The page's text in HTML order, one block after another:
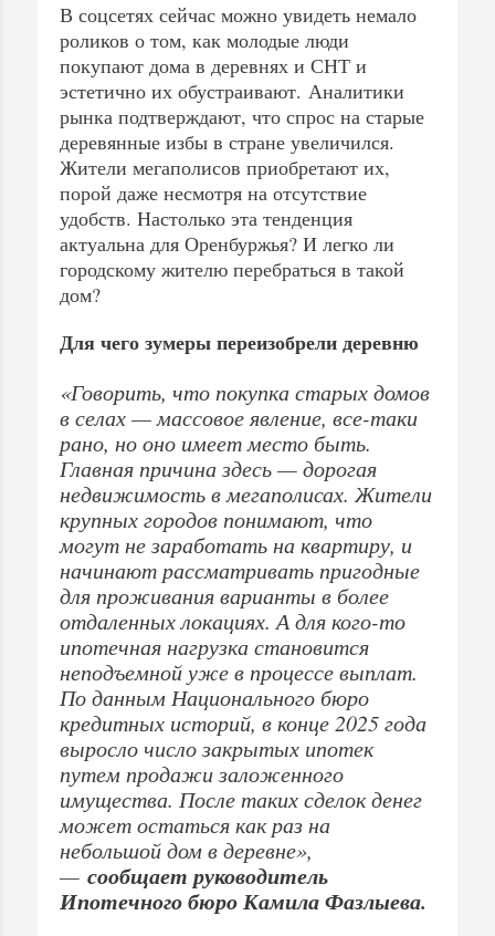
В соцсетях сейчас можно увидеть немало
роликов о том, как молодые люди
покупают дома в деревнях и СНТ и
эстетично их обустраивают. Аналитики
рынка подтверждают, что спрос на старые
деревянные избы в стране увеличился.
Жители мегаполисов приобретают их,
порой даже несмотря на отсутствие
удобств. Настолько эта тенденция
актуальна для Оренбуржья? И легко ли
городскому жителю перебраться в такой
дом?
Для чего зумеры переизобрели деревню
«Говорить, что покупка старых домов
в селах — массовое явление, все-таки
рано, но оно имеет место быть.
Главная причина здесь — дорогая
недвижимость в мегаполисах. Жители
крупных городов понимают, что
могут не заработать на квартиру, и
начинают рассматривать пригодные
для проживания варианты в более
отдаленных локациях. А для кого-то
ипотечная нагрузка становится
неподъемной уже в процессе выплат.
По данным Национального бюро
кредитных историй, в конце 2025 года
выросло число закрытых ипотек
путем продажи заложенного
имущества. После таких сделок денег
может остаться как раз на
небольшой дом в деревне»,
— сообщает руководитель
Ипотечного бюро Камила Фазлыева.